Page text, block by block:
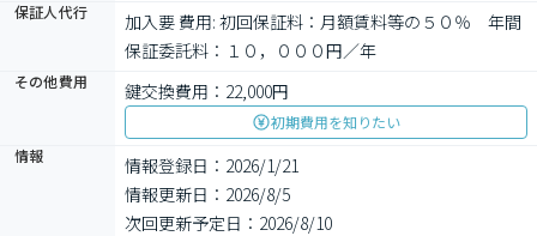
保証人代行
加入要 費用: 初回保証料：月額賃料等の５０％　年間
保証委託料：１０，０００円／年
その他費用 鍵交換費用：22,000円
初期費用を知りたい
情報
情報登録日：2026/1/21
情報更新日：2026/8/5
次回更新予定日：2026/8/10